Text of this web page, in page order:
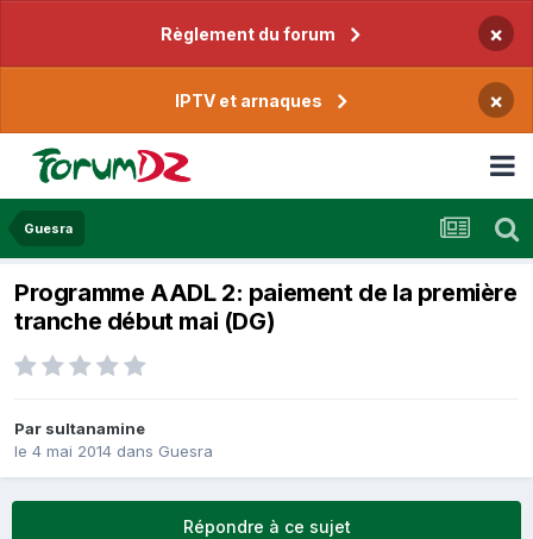
Règlement du forum ×
IPTV et arnaques ×
Guesra
Programme AADL 2: paiement de la première
tranche début mai (DG)
Par sultanamine
le 4 mai 2014 dans Guesra
Répondre à ce sujet